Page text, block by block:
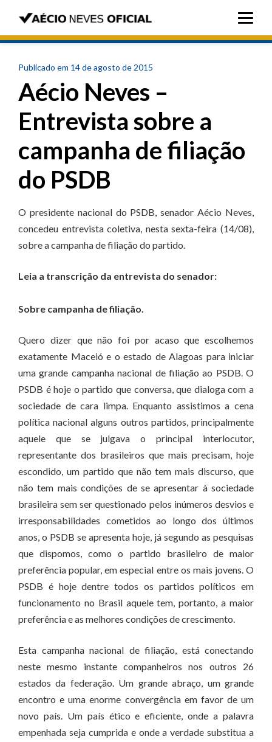
Publicado em 14 de agosto de 2015
Aécio Neves –
Entrevista sobre a
campanha de filiação
do PSDB
O presidente nacional do PSDB, senador Aécio Neves,
concedeu entrevista coletiva, nesta sexta-feira (14/08),
sobre a campanha de filiação do partido.
Leia a transcrição da entrevista do senador:
Sobre campanha de filiação.
Quero dizer que não foi por acaso que escolhemos
exatamente Maceió e o estado de Alagoas para iniciar
uma grande campanha nacional de filiação ao PSDB. O
PSDB é hoje o partido que conversa, que dialoga com a
sociedade de cara limpa. Enquanto assistimos a cena
política nacional alguns outros partidos, principalmente
aquele que se julgava o principal interlocutor,
representante dos brasileiros que mais precisam, hoje
escondido, um partido que não tem mais discurso, que
não tem mais condições de se apresentar à sociedade
brasileira sem ser questionado pelos inúmeros desvios e
irresponsabilidades cometidos ao longo dos últimos
anos, o PSDB se apresenta hoje, já segundo as pesquisas
que dispomos, como o partido brasileiro de maior
preferência popular, em especial entre os mais jovens. O
PSDB é hoje dentre todos os partidos políticos em
funcionamento no Brasil aquele tem, portanto, a maior
preferência e as melhores condições de crescimento.
Esta campanha nacional de filiação, está conectando
neste mesmo instante companheiros nos outros 26
estados da federação. Um grande abraço, um grande
encontro e uma enorme convergência em favor de um
novo país. Um país ético e eficiente, onde a palavra
empenhada seja cumprida e onde a verdade substitua a